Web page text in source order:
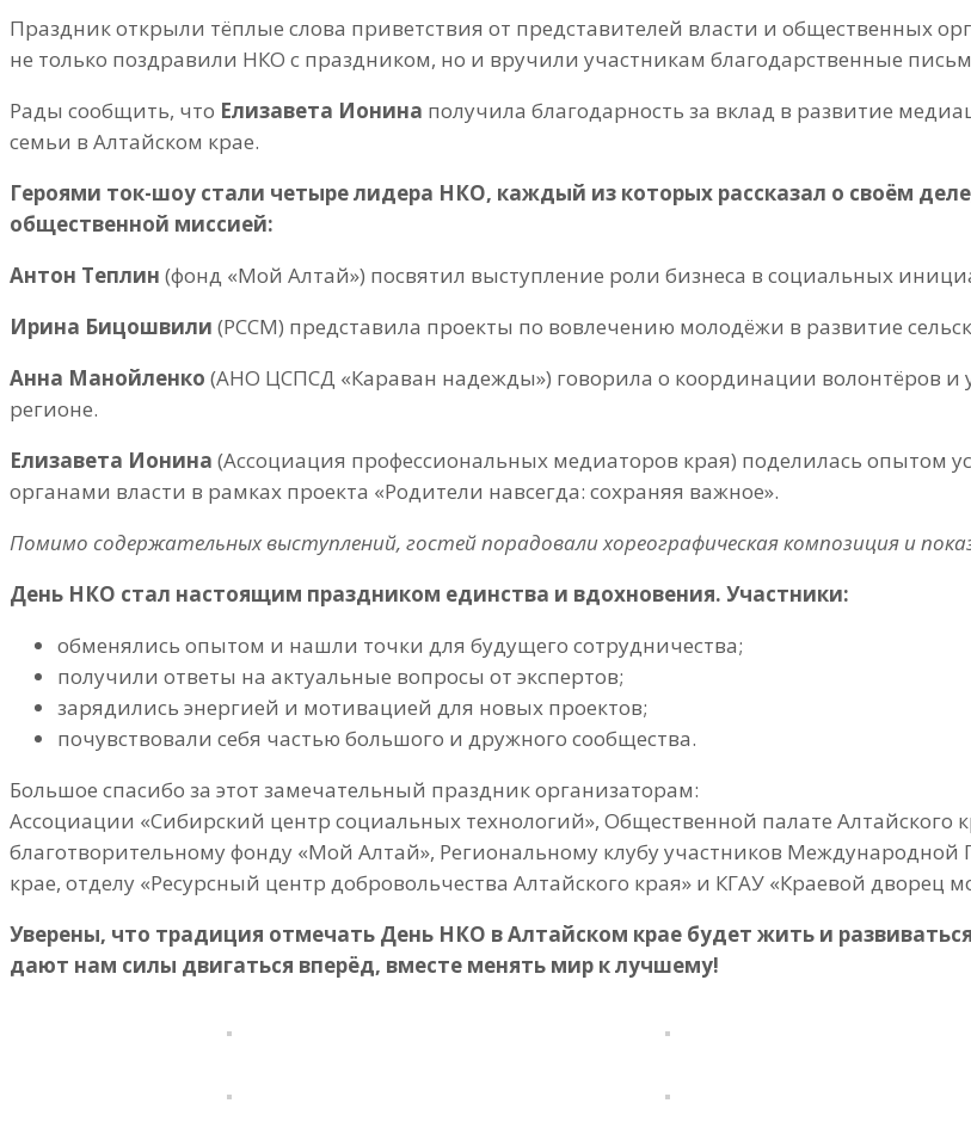
Праздник открыли тёплые слова приветствия от представителей власти и общественных
не только поздравили НКО с праздником, но и вручили участникам благодарственные
Рады сообщить, что Елизавета Ионина получила благодарность за вклад в развитие
семьи в Алтайском крае.
Героями ток-шоу стали четыре лидера НКО, каждый из которых рассказал о своём
общественной миссией:
Антон Теплин (фонд «Мой Алтай») посвятил выступление роли бизнеса в социальных
Ирина Бицошвили (РССМ) представила проекты по вовлечению молодёжи в развитие
Анна Манойленко (АНО ЦСПСД «Караван надежды») говорила о координации волонтёров и
регионе.
Елизавета Ионина (Ассоциация профессиональных медиаторов края) поделилась опытом
органами власти в рамках проекта «Родители навсегда: сохраняя важное».
Помимо содержательных выступлений, гостей порадовали хореографическая композиция и
День НКО стал настоящим праздником единства и вдохновения. Участники:
обменялись опытом и нашли точки для будущего сотрудничества;
получили ответы на актуальные вопросы от экспертов;
зарядились энергией и мотивацией для новых проектов;
почувствовали себя частью большого и дружного сообщества.
Большое спасибо за этот замечательный праздник организаторам:
Ассоциации «Сибирский центр социальных технологий», Общественной палате Алтайского
благотворительному фонду «Мой Алтай», Региональному клубу участников
крае, отделу «Ресурсный центр добровольчества Алтайского края» и КГАУ «Краевой дворец
Уверены, что традиция отмечать День НКО в Алтайском крае будет жить и
дают нам силы двигаться вперёд, вместе менять мир к лучшему!